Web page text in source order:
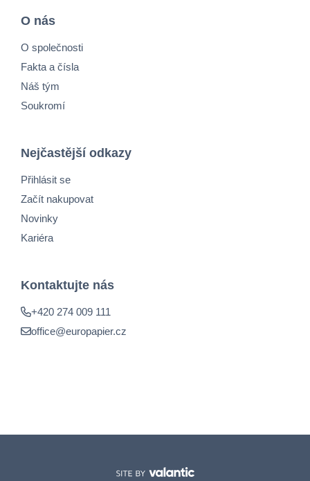
O nás
O společnosti
Fakta a čísla
Náš tým
Soukromí
Nejčastější odkazy
Přihlásit se
Začít nakupovat
Novinky
Kariéra
Kontaktujte nás
+420 274 009 111
office@europapier.cz